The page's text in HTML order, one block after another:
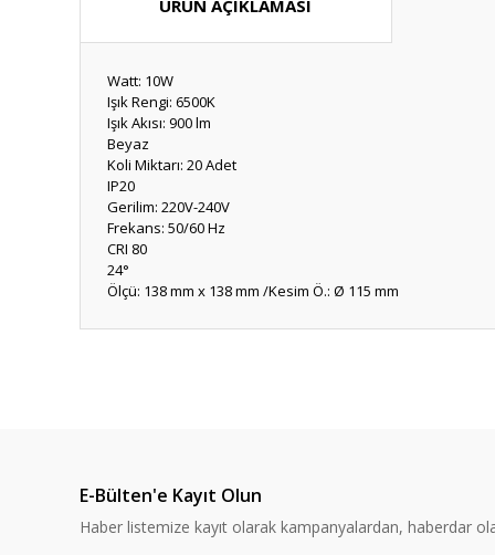
ÜRÜN AÇIKLAMASI
Watt: 10W
Işık Rengi: 6500K
Işık Akısı: 900 lm
Beyaz
Koli Miktarı: 20 Adet
IP20
Gerilim: 220V-240V
Frekans: 50/60 Hz
CRI 80
24°
Ölçü: 138 mm x 138 mm /Kesim Ö.: Ø 115 mm
Ürün bilgilerinde hatalar bulunuyor.
Ürün fiyatı diğer sitelerden daha pahalı.
E-Bülten'e Kayıt Olun
Haber listemize kayıt olarak kampanyalardan, haberdar